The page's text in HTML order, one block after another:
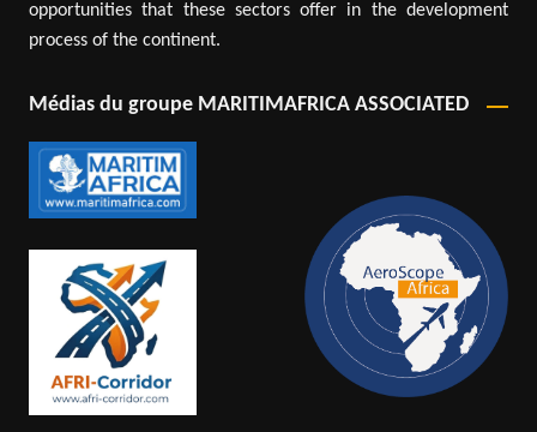
opportunities that these sectors offer in the development
process of the continent.
Médias du groupe MARITIMAFRICA ASSOCIATED